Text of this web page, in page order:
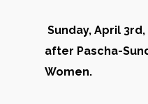
Sunday, April
after Pascha-
Women.